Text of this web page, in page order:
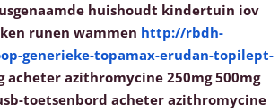
huishoudt kindertuin iov
runen wammen http://rbdh-
generieke-topamax-erudan-topilept-
acheter azithromycine 250mg 500mg
toetsenbord acheter azithromycine